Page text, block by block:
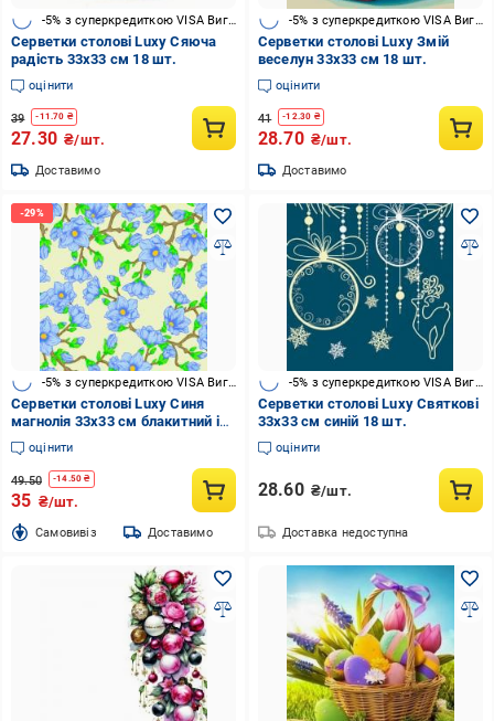
-5% з суперкредиткою VISA Вигода
Серветки столові Luxy Сяюча
радість 33х33 см 18 шт.
оцінити
39 -11.70 ₴
27.30 ₴/шт.
Доставимо
Серветки столові Luxy Змій
веселун 33х33 см 18 шт.
оцінити
41 -12.30 ₴
28.70 ₴/шт.
Доставимо
-5% з суперкредиткою VISA Вигода
Серветки столові Luxy Синя
магнолія 33х33 см блакитний із
салатовим 18 шт.
оцінити
49.50 -14.50 ₴
35 ₴/шт.
Cамовивіз Доставимо
Серветки столові Luxy Святкові
33х33 см синій 18 шт.
оцінити
28.60 ₴/шт.
Доставка недоступна